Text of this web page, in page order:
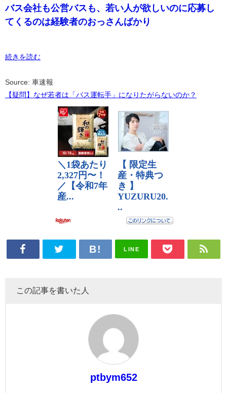
バス会社も公営バスも、若い人が欲しいのに応募し
てくるのは経験者のおっさんばかり
続きを読む
Source: 車速報
【疑問】なぜ若者は「バス運転手」になりたがらないのか？
LINE
この記事を書いた人
ptbym652